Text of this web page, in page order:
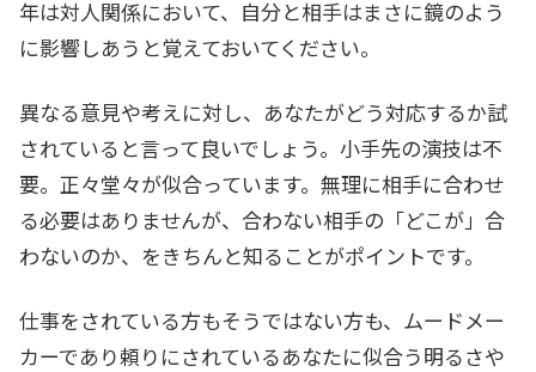
年は対人関係において、自分と相手はまさに鏡のよう
に影響しあうと覚えておいてください。
異なる意見や考えに対し、あなたがどう対応するか試
されていると言って良いでしょう。小手先の演技は不
要。正々堂々が似合っています。無理に相手に合わせ
る必要はありませんが、合わない相手の「どこが」合
わないのか、をきちんと知ることがポイントです。
仕事をされている方もそうではない方も、ムードメー
カーであり頼りにされているあなたに似合う明るさや